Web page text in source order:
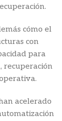
cómo el
con
para
recuperación
acelerado